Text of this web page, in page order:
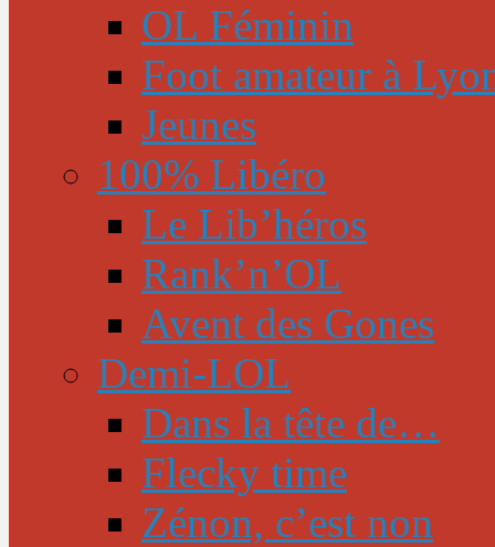
OL Féminin
Foot amateur à
Jeunes
100% Libéro
Le Lib’héros
Rank’n’OL
Avent des Gones
Demi-LOL
Dans la tête de…
Flecky time
Zénon, c’est non